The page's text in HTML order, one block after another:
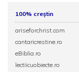
100% creștin
ariseforchrist.com
cantaricrestine.ro
eBiblia.ro
lectiicuobiecte.ro